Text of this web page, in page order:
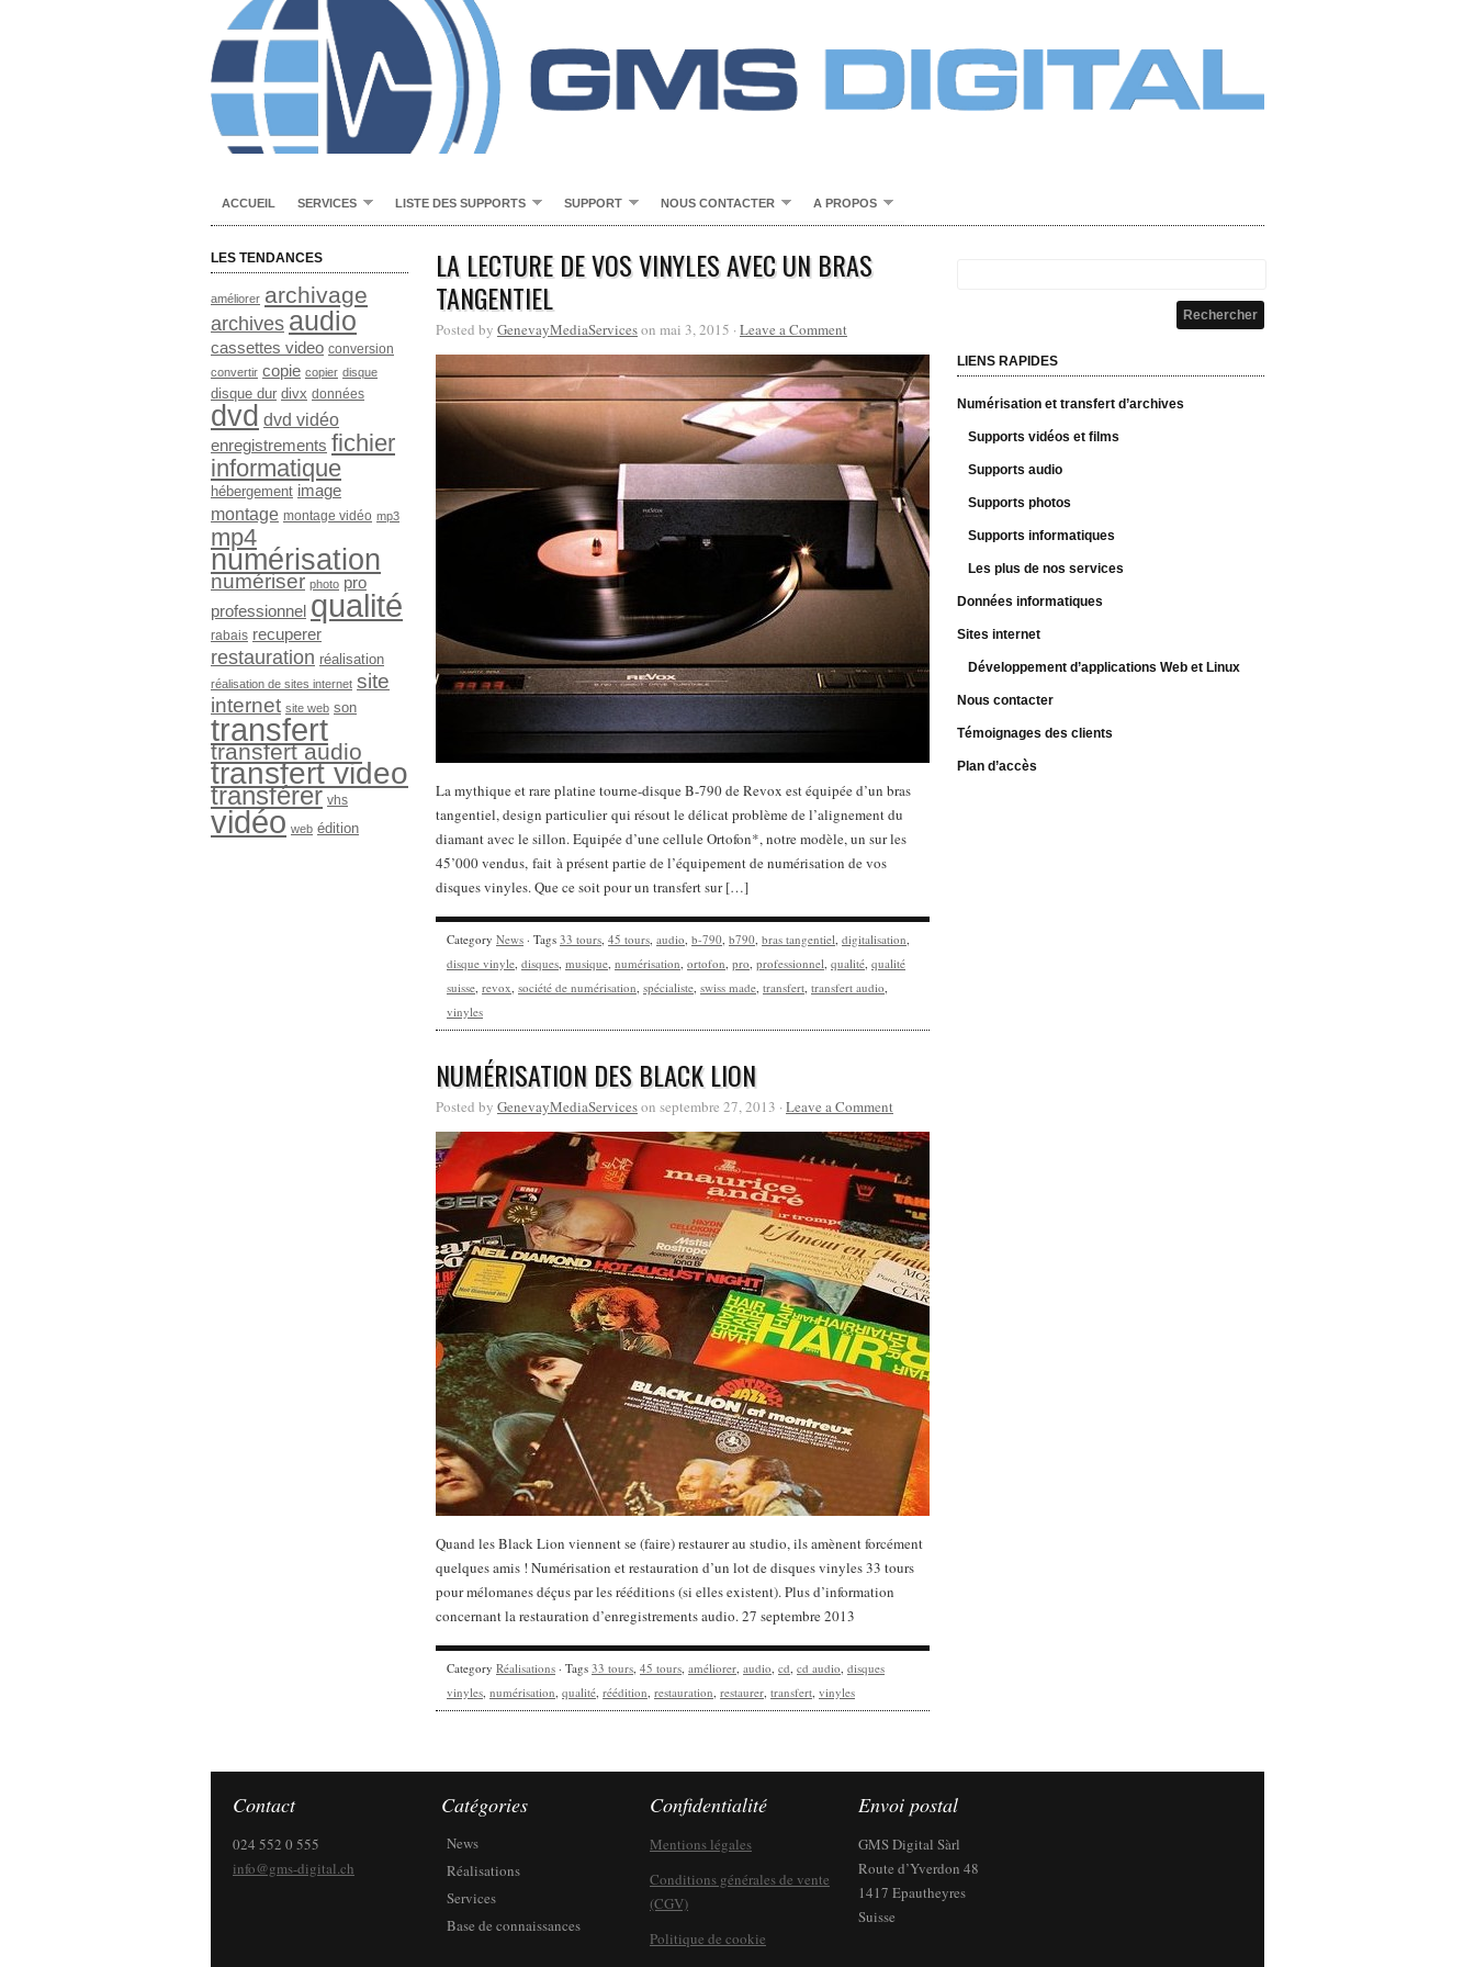
ACCUEIL SERVICES LISTE DES SUPPORTS SUPPORT NOUS CONTACTER A PROPOS
LES TENDANCES
améliorer archivage
archives audio
cassettes video conversion
convertir copie copier disque
disque dur divx données
dvd dvd vidéo
enregistrements fichier
informatique
hébergement image
montage montage vidéo mp3
mp4
numérisation
numériser photo pro
professionnel qualité
rabais recuperer
restauration réalisation
réalisation de sites internet site
internet site web son
transfert
transfert audio
transfert video
transférer vhs
vidéo web édition
LA LECTURE DE VOS VINYLES AVEC UN BRAS
TANGENTIEL
Posted by GenevayMediaServiceson mai 3, 2015 · Leave a Comment
La mythique et rare platine tourne-disque B-790 de Revox est équipée d’un bras
tangentiel, design particulier qui résout le délicat problème de l’alignement du
diamant avec le sillon. Equipée d’une cellule Ortofon*, notre modèle, un sur les
45’000 vendus, fait à présent partie de l’équipement de numérisation de vos
disques vinyles. Que ce soit pour un transfert sur […]
Category News · Tags 33 tours, 45 tours, audio, b-790, b790, bras tangentiel, digitalisation,
disque vinyle, disques, musique, numérisation, ortofon, pro, professionnel, qualité, qualité
suisse, revox, société de numérisation, spécialiste, swiss made, transfert, transfert audio,
vinyles
NUMÉRISATION DES BLACK LION
Posted by GenevayMediaServiceson septembre 27, 2013 · Leave a Comment
Quand les Black Lion viennent se (faire) restaurer au studio, ils amènent forcément
quelques amis ! Numérisation et restauration d’un lot de disques vinyles 33 tours
pour mélomanes déçus par les rééditions (si elles existent). Plus d’information
concernant la restauration d’enregistrements audio. 27 septembre 2013
Category Réalisations · Tags 33 tours, 45 tours, améliorer, audio, cd, cd audio, disques
vinyles, numérisation, qualité, réédition, restauration, restaurer, transfert, vinyles
LIENS RAPIDES
Numérisation et transfert d’archives
Supports vidéos et films
Supports audio
Supports photos
Supports informatiques
Les plus de nos services
Données informatiques
Sites internet
Développement d’applications Web et Linux
Nous contacter
Témoignages des clients
Plan d’accès
Contact
024 552 0 555
info@gms-digital.ch
Catégories
News
Réalisations
Services
Base de connaissances
Confidentialité
Mentions légales
Conditions générales de vente
(CGV)
Politique de cookie
Envoi postal
GMS Digital Sàrl
Route d’Yverdon 48
1417 Epautheyres
Suisse